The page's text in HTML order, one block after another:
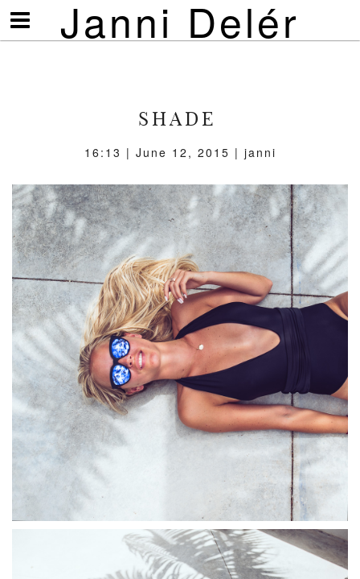
Janni Delér
Visa/göm
meny
SHADE
16:13 | June 12, 2015 | janni